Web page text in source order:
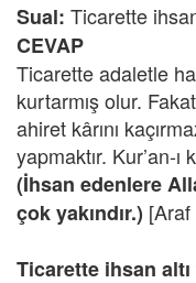
Sual: Ticarette
CEVAP
Ticarette adaletle
kurtarmış olur.
ahiret kârını
yapmaktır. Kur’an-
(İhsan edenlere
çok yakındır.) [Araf
Ticarette ihsan